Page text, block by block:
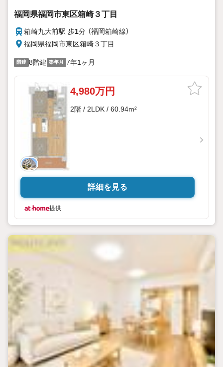
福岡県福岡市東区箱崎３丁目
箱崎九大前駅 歩1分 （福岡箱崎線）
福岡県福岡市東区箱崎３丁目
階建 8階建 築年月 7年1ヶ月
4,980万円
2階 / 2LDK / 60.94m²
詳細を見る
提供